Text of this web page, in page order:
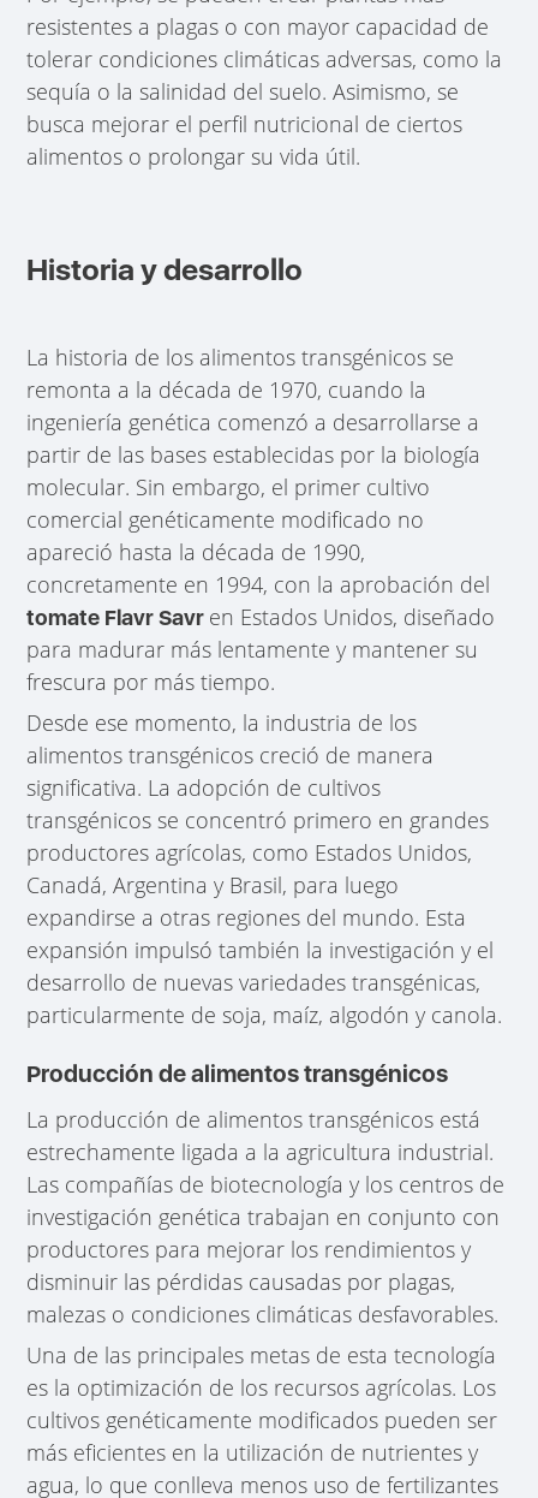
resistentes a plagas o con mayor capacidad de
tolerar condiciones climáticas adversas, como la
sequía o la salinidad del suelo. Asimismo, se
busca mejorar el perfil nutricional de ciertos
alimentos o prolongar su vida útil.
Historia y desarrollo
La historia de los alimentos transgénicos se
remonta a la década de 1970, cuando la
ingeniería genética comenzó a desarrollarse a
partir de las bases establecidas por la biología
molecular. Sin embargo, el primer cultivo
comercial genéticamente modificado no
apareció hasta la década de 1990,
concretamente en 1994, con la aprobación del
tomate Flavr Savr en Estados Unidos, diseñado
para madurar más lentamente y mantener su
frescura por más tiempo.
Desde ese momento, la industria de los
alimentos transgénicos creció de manera
significativa. La adopción de cultivos
transgénicos se concentró primero en grandes
productores agrícolas, como Estados Unidos,
Canadá, Argentina y Brasil, para luego
expandirse a otras regiones del mundo. Esta
expansión impulsó también la investigación y el
desarrollo de nuevas variedades transgénicas,
particularmente de soja, maíz, algodón y canola.
Producción de alimentos transgénicos
La producción de alimentos transgénicos está
estrechamente ligada a la agricultura industrial.
Las compañías de biotecnología y los centros de
investigación genética trabajan en conjunto con
productores para mejorar los rendimientos y
disminuir las pérdidas causadas por plagas,
malezas o condiciones climáticas desfavorables.
Una de las principales metas de esta tecnología
es la optimización de los recursos agrícolas. Los
cultivos genéticamente modificados pueden ser
más eficientes en la utilización de nutrientes y
agua, lo que conlleva menos uso de fertilizantes